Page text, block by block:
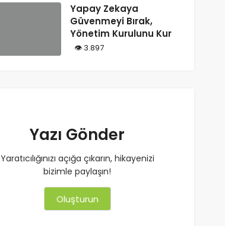
Yapay Zekaya
Güvenmeyi Bırak,
Yönetim Kurulunu Kur
3.897
Yazı Gönder
Yaratıcılığınızı açığa çıkarın, hikayenizi
bizimle paylaşın!
Oluşturun